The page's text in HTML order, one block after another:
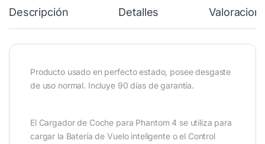
Descripción Detalles
Producto usado en perfecto estado, posee desgaste
de uso normal. Incluye 90 días de garantía.
El Cargador de Coche para Phantom 4 se utiliza para
cargar la Batería de Vuelo inteligente o el Control